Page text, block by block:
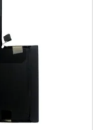
Oppo Pin Xiaomi
Vỏ Oppo